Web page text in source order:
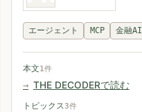
エージェント MCP 金融AI
本文1件
THE DECODERで読む
トピックス3件